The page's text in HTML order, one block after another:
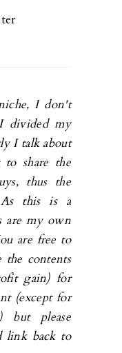
I don't
divided my
I talk about
share the
thus the
this is a
are my own
are free to
contents
gain) for
(except for
but please
link back to